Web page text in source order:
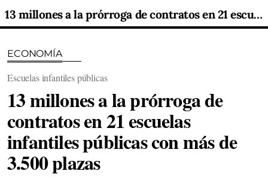
13 millones a la prórroga de contratos en 21 escuelas infantiles públicas con más de 3.500 plazas
ECONOMÍA
Escuelas infantiles públicas
13 millones a la prórroga de
contratos en 21 escuelas
infantiles públicas con más de
3.500 plazas